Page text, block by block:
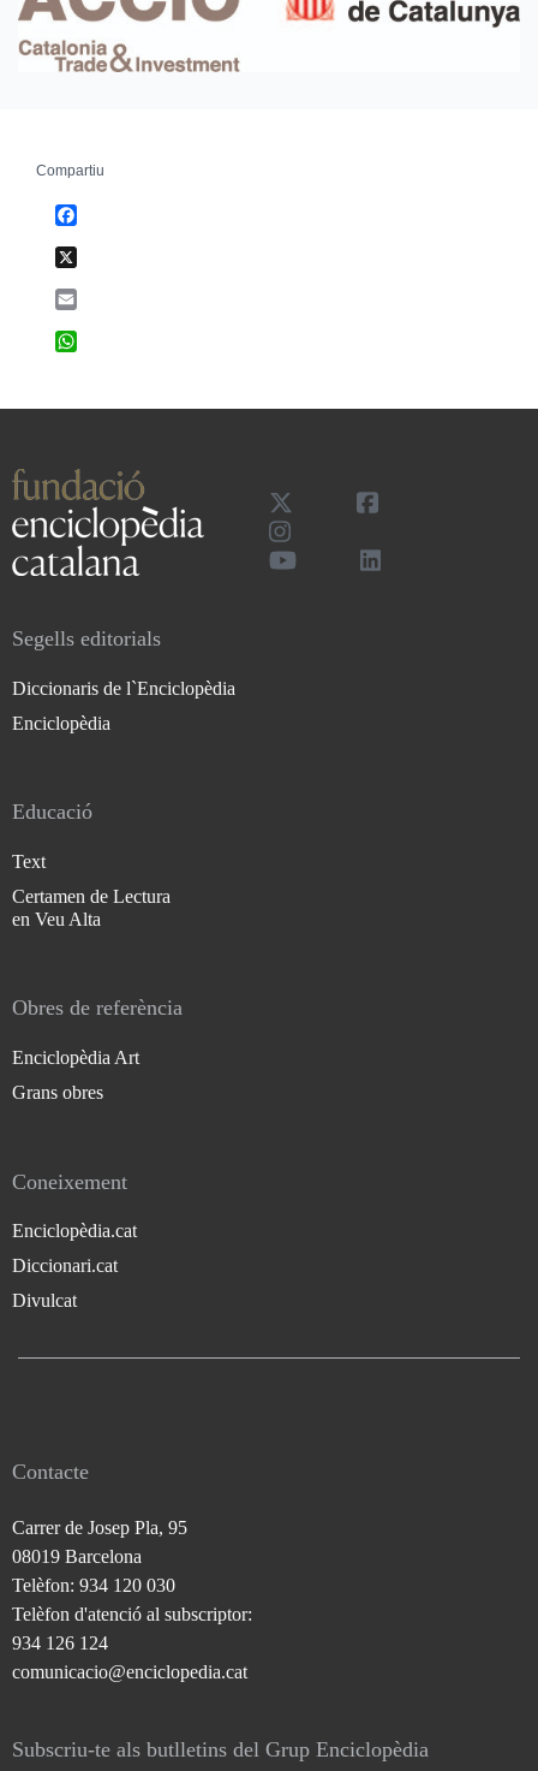
Compartiu
Segells editorials
Diccionaris de l`Enciclopèdia
Enciclopèdia
Educació
Text
Certamen de Lectura
en Veu Alta
Obres de referència
Enciclopèdia Art
Grans obres
Coneixement
Enciclopèdia.cat
Diccionari.cat
Divulcat
Contacte
Carrer de Josep Pla, 95
08019 Barcelona
Telèfon: 934 120 030
Telèfon d'atenció al subscriptor:
934 126 124
comunicacio@enciclopedia.cat
Subscriu-te als butlletins del Grup Enciclopèdia